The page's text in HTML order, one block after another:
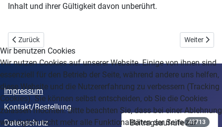
Inhalt und ihrer Gültigkeit davon unberührt.
Vorheriger Beitrag: Kontakt/Bestellungen
Zurück Nächster
Weiter
Impressum
Kontakt/Bestellung
Datenschutz
Beitragsaufrufe 48713
Wir benutzen Cookies
Wir nutzen Cookies auf unserer Website. Einige von ihnen sind
essenziell für den Betrieb der Seite, während andere uns helfen,
diese Website und die Nutzererfahrung zu verbessern (Tracking
Cookies). Sie können selbst entscheiden, ob Sie die Cookies
zulassen möchten. Bitte beachten Sie, dass bei einer Ablehnung
womöglich nicht mehr alle Funktionalitäten der Seite zur